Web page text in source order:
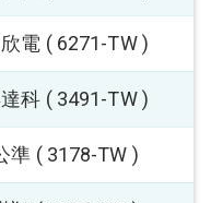
電 ( 6271-TW )
科 ( 3491-TW )
準 ( 3178-TW )